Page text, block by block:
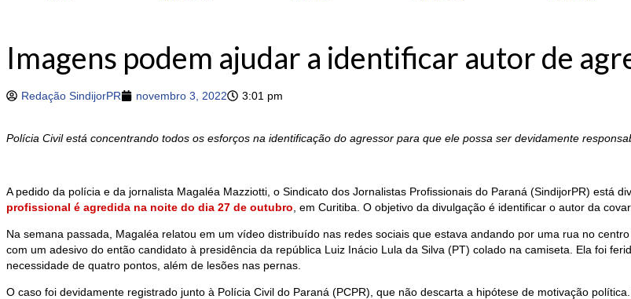
Imagens podem ajudar a identificar autor de
Redação SindijorPR novembro 3, 2022 3:01 pm
Polícia Civil está concentrando todos os esforços na identificação do agressor para que ele possa ser devidamente
A pedido da polícia e da jornalista Magaléa Mazziotti, o Sindicato dos Jornalistas Profissionais do Paraná (SindijorPR) está
profissional é agredida na noite do dia 27 de outubro , em Curitiba. O objetivo da divulgação é identificar o autor da
Na semana passada, Magaléa relatou em um vídeo distribuído nas redes sociais que estava andando por uma rua no
com um adesivo do então candidato à presidência da república Luiz Inácio Lula da Silva (PT) colado na camiseta. Ela foi
necessidade de quatro pontos, além de lesões nas pernas.
O caso foi devidamente registrado junto à Polícia Civil do Paraná (PCPR), que não descarta a hipótese de motivação